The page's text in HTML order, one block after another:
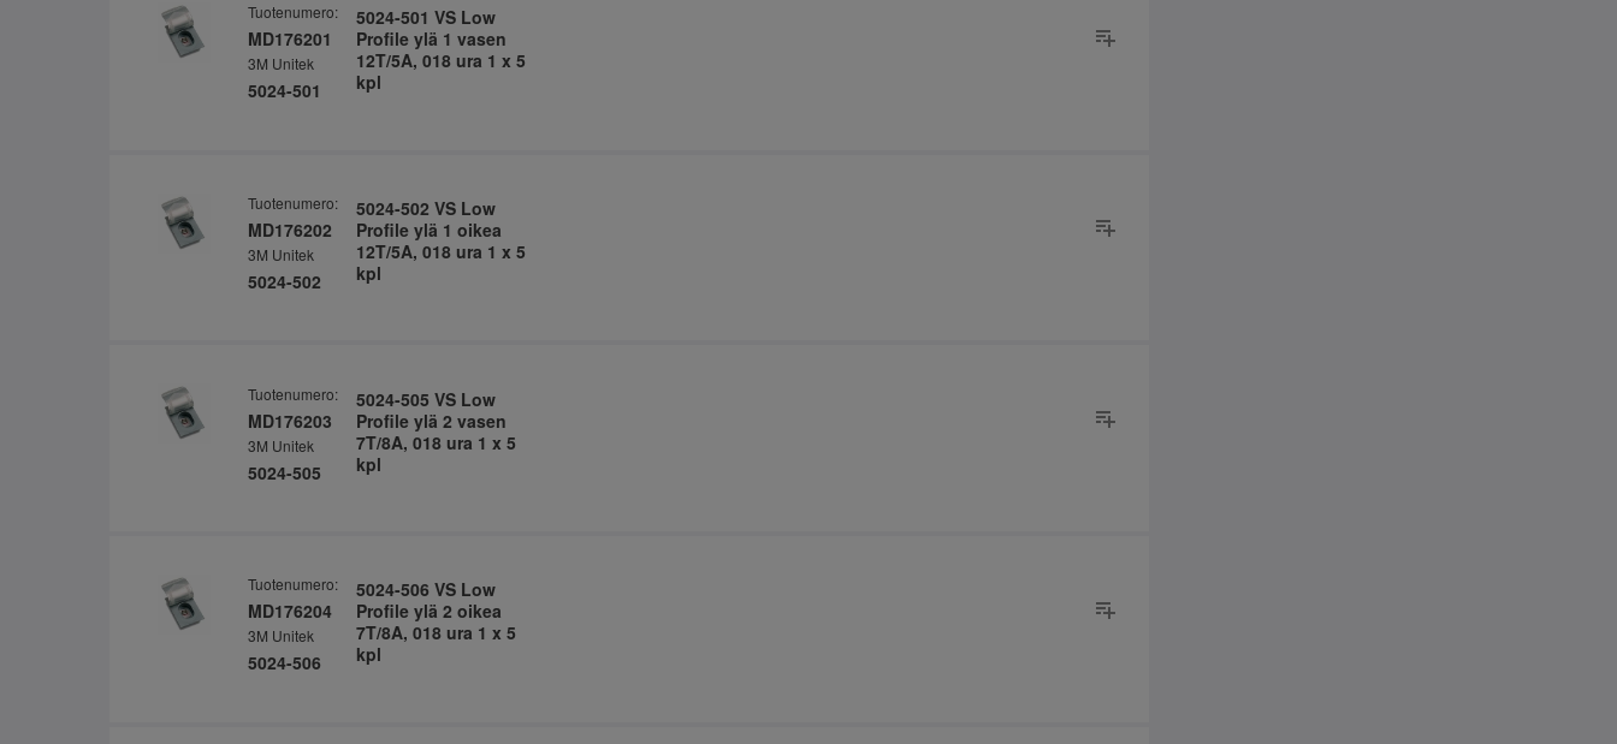
Tuotenumero:
MD176201
3M Unitek
5024-501
5024-501 VS Low
Profile ylä 1 vasen
12T/5A, 018 ura 1 x 5
kpl
Tuotenumero:
MD176202
3M Unitek
5024-502
5024-502 VS Low
Profile ylä 1 oikea
12T/5A, 018 ura 1 x 5
kpl
Tuotenumero:
MD176203
3M Unitek
5024-505
5024-505 VS Low
Profile ylä 2 vasen
7T/8A, 018 ura 1 x 5
kpl
Tuotenumero:
MD176204
3M Unitek
5024-506
5024-506 VS Low
Profile ylä 2 oikea
7T/8A, 018 ura 1 x 5
kpl